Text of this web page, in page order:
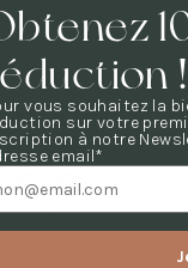
!
vous souhaitez la
sur votre
à notre
email*
QUESTION ?
les questions
CONTACTER
23 50 70